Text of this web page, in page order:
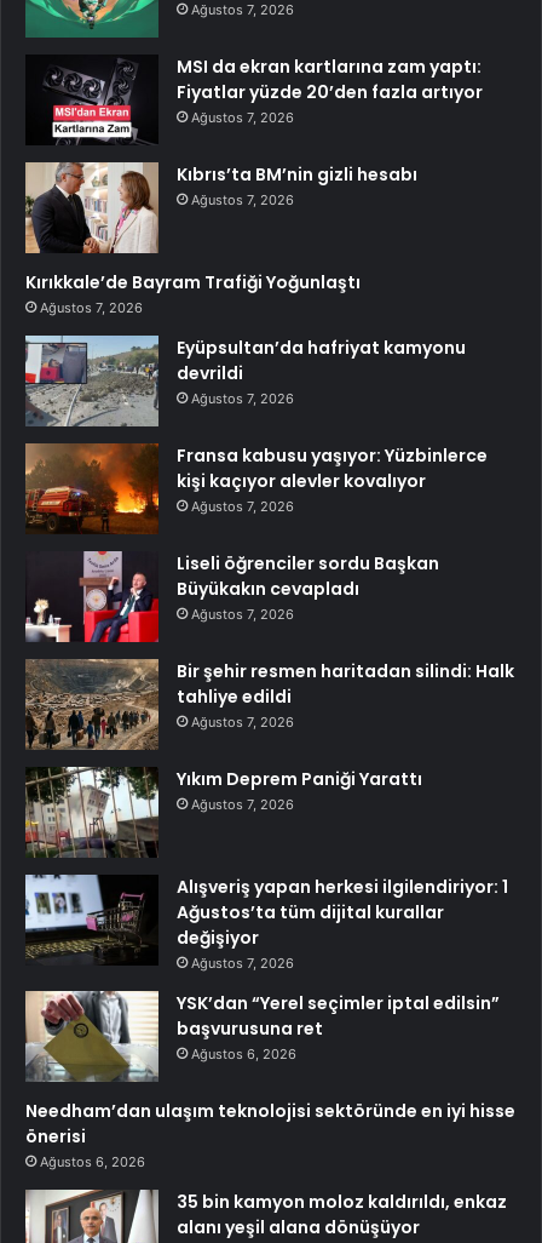
Ağustos 7, 2026
MSI da ekran kartlarına zam yaptı:
Fiyatlar yüzde 20’den fazla artıyor
Ağustos 7, 2026
Kıbrıs’ta BM’nin gizli hesabı
Ağustos 7, 2026
Kırıkkale’de Bayram Trafiği Yoğunlaştı
Ağustos 7, 2026
Eyüpsultan’da hafriyat kamyonu
devrildi
Ağustos 7, 2026
Fransa kabusu yaşıyor: Yüzbinlerce
kişi kaçıyor alevler kovalıyor
Ağustos 7, 2026
Liseli öğrenciler sordu Başkan
Büyükakın cevapladı
Ağustos 7, 2026
Bir şehir resmen haritadan silindi: Halk
tahliye edildi
Ağustos 7, 2026
Yıkım Deprem Paniği Yarattı
Ağustos 7, 2026
Alışveriş yapan herkesi ilgilendiriyor: 1
Ağustos’ta tüm dijital kurallar
değişiyor
Ağustos 7, 2026
YSK’dan “Yerel seçimler iptal edilsin”
başvurusuna ret
Ağustos 6, 2026
Needham’dan ulaşım teknolojisi sektöründe en iyi hisse
önerisi
Ağustos 6, 2026
35 bin kamyon moloz kaldırıldı, enkaz
alanı yeşil alana dönüşüyor